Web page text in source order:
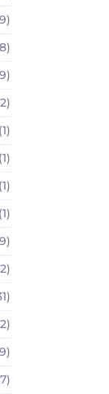
(1)
(1)
(1)
(1)